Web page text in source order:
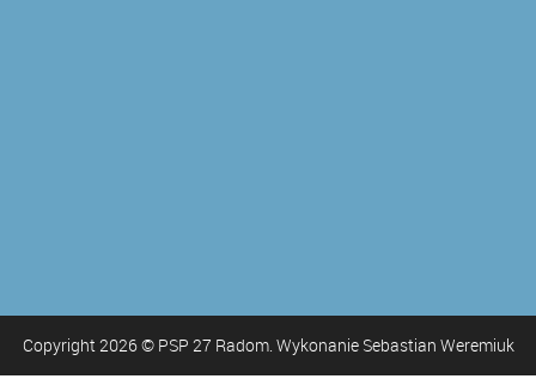
Copyright2026© PSP 27 Radom. Wykonanie Sebastian Weremiuk